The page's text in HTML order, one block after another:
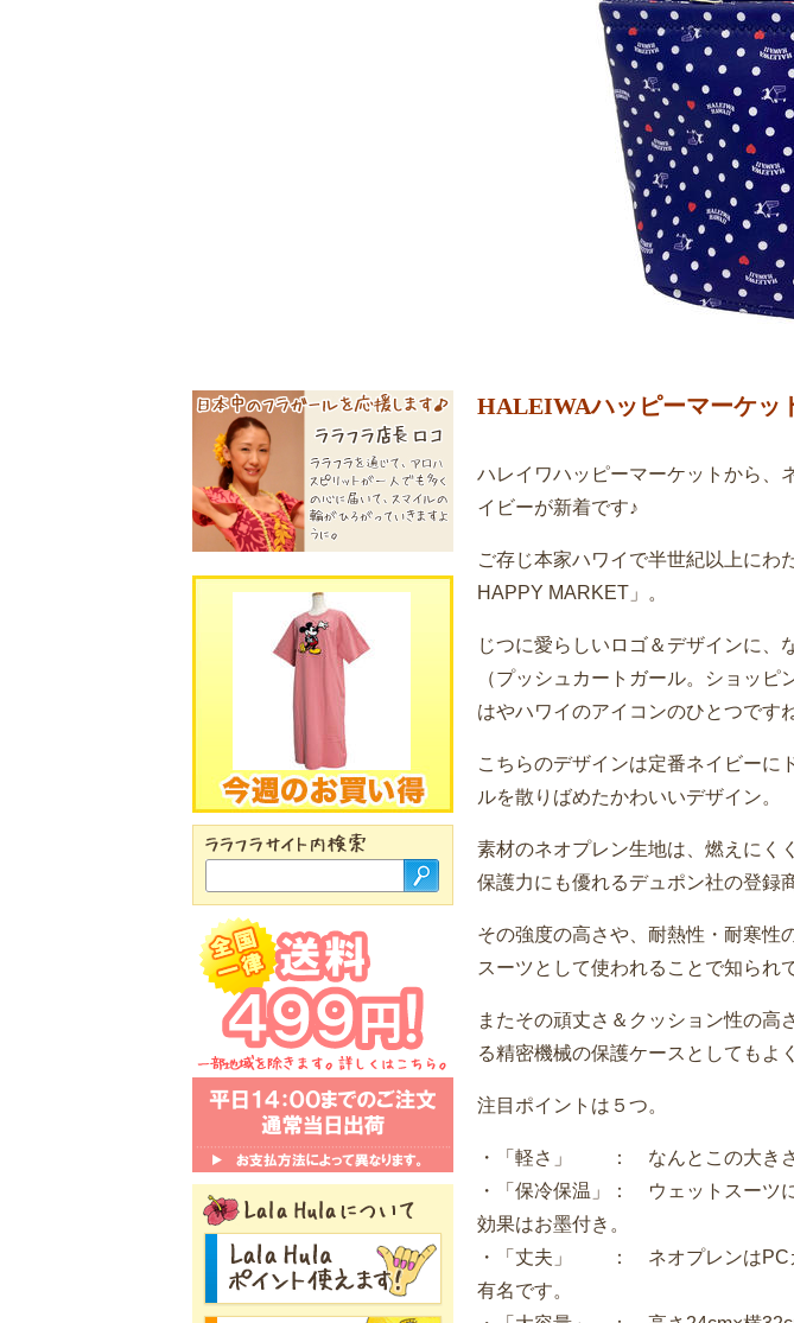
HALEIWAハッピーマーケッ
ハレイワハッピーマーケットから、
イビーが新着です♪
ご存じ本家ハワイで半世紀以上にわ
HAPPY MARKET」。
じつに愛らしいロゴ＆デザインに、
（プッシュカートガール。ショッ
はやハワイのアイコンのひとつです
こちらのデザインは定番ネイビーに
ルを散りばめたかわいいデザイン。
素材のネオプレン生地は、燃えにく
保護力にも優れるデュポン社の登録
その強度の高さや、耐熱性・耐寒性
スーツとして使われることで知られ
またその頑丈さ＆クッション性の高
る精密機械の保護ケースとしてもよ
注目ポイントは５つ。
・「軽さ」 ： なんとこの大きさ
・「保冷保温」： ウェットスーツ
効果はお墨付き。
・「丈夫」 ： ネオプレンはPC
有名です。